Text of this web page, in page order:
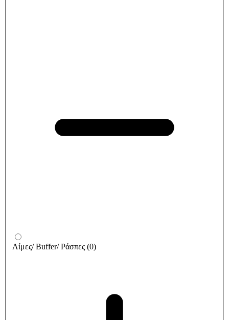
Λίμες/ Buffer/ Ράσπες (0)